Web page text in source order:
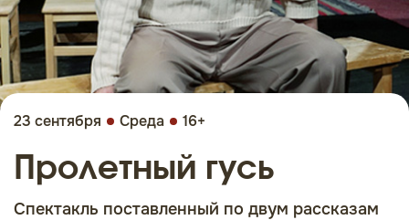
23 сентября Среда 16+
Пролетный гусь
Спектакль поставленный по двум рассказам